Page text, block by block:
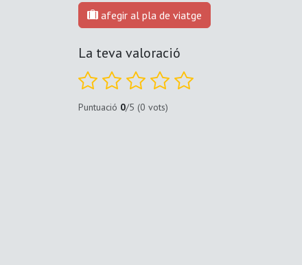
afegir al pla de viatge
La teva valoració
Puntuació 0/5 (0 vots)